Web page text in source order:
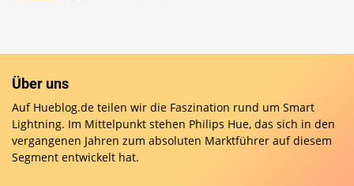
Über uns
Auf Hueblog.de teilen wir die Faszination rund um Smart
Lightning. Im Mittelpunkt stehen Philips Hue, das sich in den
vergangenen Jahren zum absoluten Marktführer auf diesem
Segment entwickelt hat.